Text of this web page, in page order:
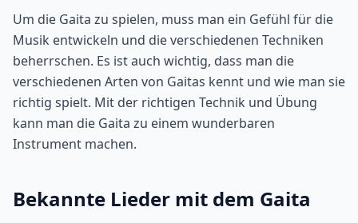
Um die Gaita zu spielen, muss man ein Gefühl für die
Musik entwickeln und die verschiedenen Techniken
beherrschen. Es ist auch wichtig, dass man die
verschiedenen Arten von Gaitas kennt und wie man sie
richtig spielt. Mit der richtigen Technik und Übung
kann man die Gaita zu einem wunderbaren
Instrument machen.
Bekannte Lieder mit dem Gaita